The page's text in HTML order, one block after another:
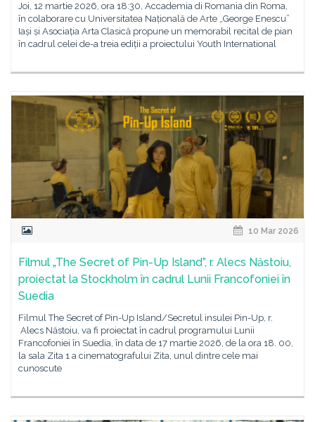
Joi, 12 martie 2026, ora 18:30, Accademia di Romania din Roma,
în colaborare cu Universitatea Națională de Arte „George Enescu”
Iași și Asociația Arta Clasică propune un memorabil recital de pian
în cadrul celei de-a treia ediții a proiectului Youth International
10 Mar 2026
Filmul „The Secret of Pin-Up Island”, r. Alecs Năstoiu,
proiectat la Stockholm în cadrul Lunii Francofoniei în
Suedia
Filmul The Secret of Pin-Up Island/Secretul insulei Pin-Up, r.
Alecs Năstoiu, va fi proiectat în cadrul programului Lunii
Francofoniei în Suedia, în data de 17 martie 2026, de la ora 18. 00,
la sala Zita 1 a cinematografului Zita, unul dintre cele mai
cunoscute